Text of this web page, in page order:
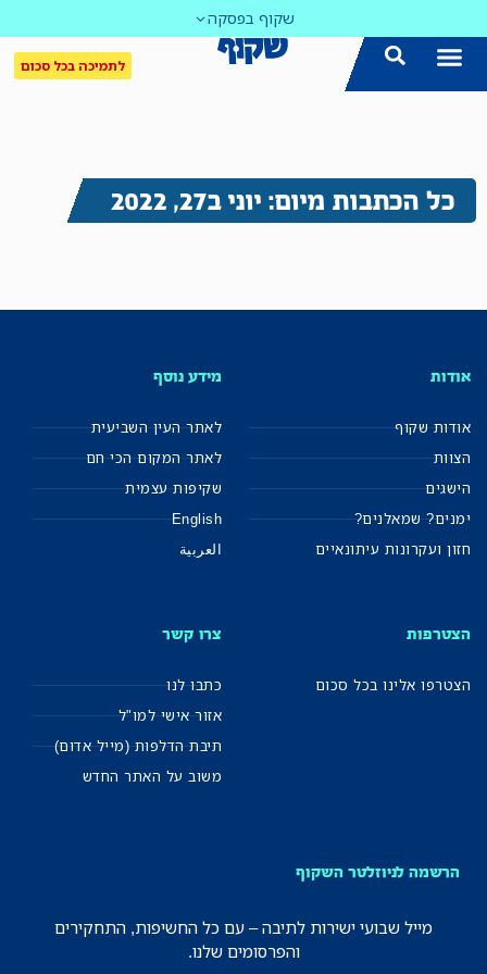
שקוף בפסקה
לתמיכה בכל סכום
כל הכתבות מיום: יוני ב27, 2022
אודות
אודות שקוף
הצוות
הישגים
ימנים? שמאלנים?
חזון ועקרונות עיתונאיים
מידע נוסף
לאתר העין השביעית
לאתר המקום הכי חם
שקיפות עצמית
English
العربية
הצטרפות
הצטרפו אלינו בכל סכום
צרו קשר
כתבו לנו
אזור אישי למו"ל
תיבת הדלפות (מייל אדום)
משוב על האתר החדש
הרשמה לניוזלטר השקוף
מייל שבועי ישירות לתיבה – עם כל החשיפות, התחקירים
והפרסומים שלנו.